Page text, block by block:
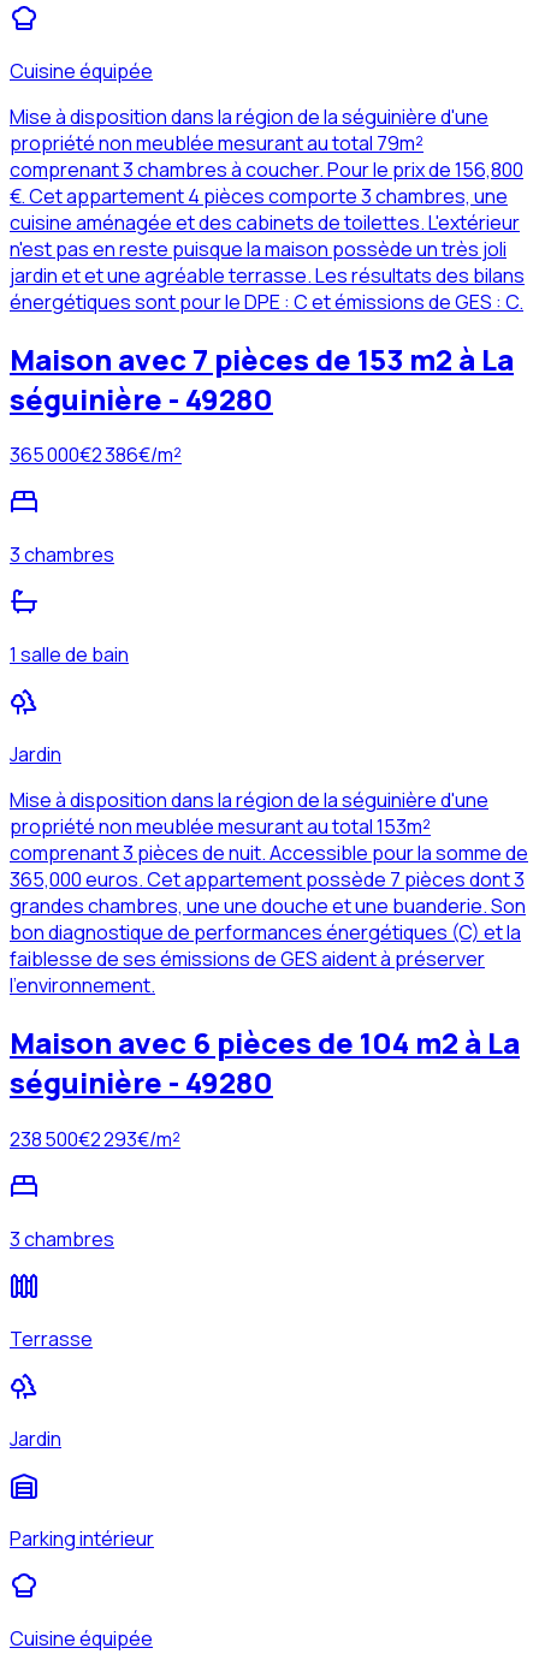
Cuisine équipée
Mise à disposition dans la région de la séguinière d'une
propriété non meublée mesurant au total 79m²
comprenant 3 chambres à coucher. Pour le prix de 156,800
€. Cet appartement 4 pièces comporte 3 chambres, une
cuisine aménagée et des cabinets de toilettes. L'extérieur
n'est pas en reste puisque la maison possède un très joli
jardin et et une agréable terrasse. Les résultats des bilans
énergétiques sont pour le DPE : C et émissions de GES : C.
Maison avec 7 pièces de 153 m2 à La
séguinière - 49280
365 000€2 386€/m²
3 chambres
1 salle de bain
Jardin
Mise à disposition dans la région de la séguinière d'une
propriété non meublée mesurant au total 153m²
comprenant 3 pièces de nuit. Accessible pour la somme de
365,000 euros. Cet appartement possède 7 pièces dont 3
grandes chambres, une une douche et une buanderie. Son
bon diagnostique de performances énergétiques (C) et la
faiblesse de ses émissions de GES aident à préserver
l'environnement.
Maison avec 6 pièces de 104 m2 à La
séguinière - 49280
238 500€2 293€/m²
3 chambres
Terrasse
Jardin
Parking intérieur
Cuisine équipée